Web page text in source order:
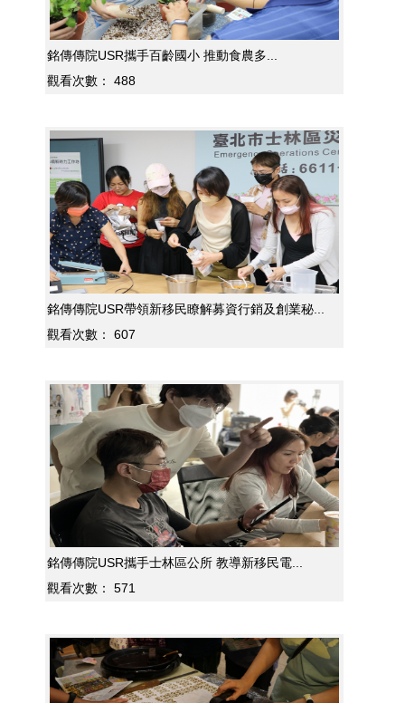
銘傳傳院USR攜手百齡國小 推動食農多...
觀看次數：
488
銘傳傳院USR帶領新移民瞭解募資行銷及創業秘...
觀看次數：
607
銘傳傳院USR攜手士林區公所 教導新移民電...
觀看次數：
571